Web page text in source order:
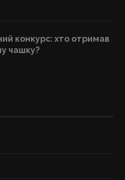
конкурс: хто отримав
чашку?